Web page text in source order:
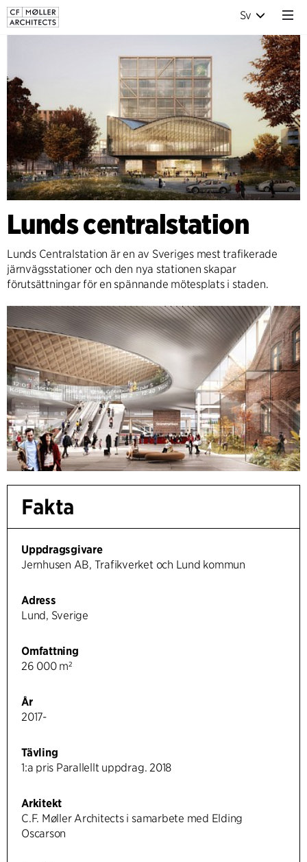
Sv
Lunds centralstation
Lunds Centralstation är en av Sveriges mest trafikerade
järnvägsstationer och den nya stationen skapar
förutsättningar för en spännande mötesplats i staden.
Fakta
Uppdragsgivare
Jernhusen AB, Trafikverket och Lund kommun
Adress
Lund, Sverige
Omfattning
26 000 m²
År
2017-
Tävling
1:a pris Parallellt uppdrag. 2018
Arkitekt
C.F. Møller Architects i samarbete med Elding
Oscarson